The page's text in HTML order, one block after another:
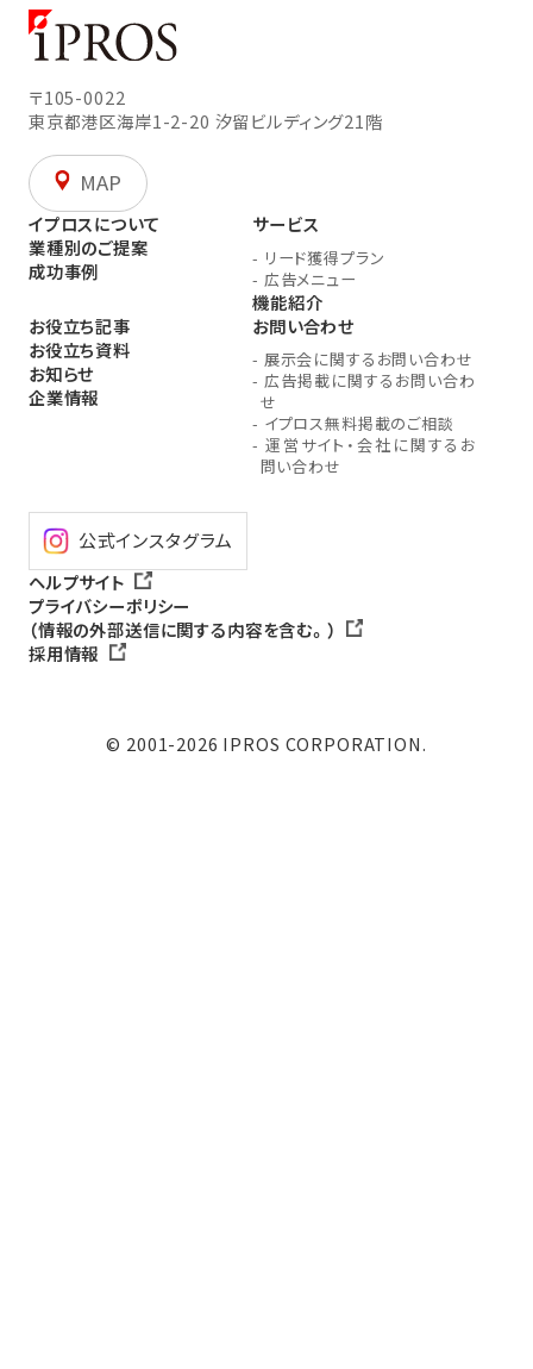
〒105-0022
東京都港区海岸1-2-20 汐留ビルディング21階
MAP
イプロスについて
業種別のご提案
成功事例
サービス
- リード獲得プラン
- 広告メニュー
機能紹介
お役立ち記事
お役立ち資料
お知らせ
企業情報
お問い合わせ
- 展示会に関するお問い合わせ
- 広告掲載に関するお問い合わ
せ
- イプロス無料掲載のご相談
- 運営サイト・会社に関するお
問い合わせ
公式インスタグラム
ヘルプサイト
プライバシーポリシー
（情報の外部送信に関する内容を含む。）
採用情報
© 2001-2026 IPROS CORPORATION.